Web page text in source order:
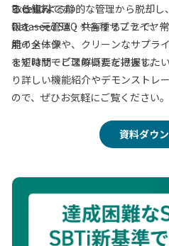
る仕組み
Dataseed SAQ や各種サプライヤ
能の全体像
する資料です。
Excelによる静的な管理から脱却
報を一元管理・共有することで、
用イメージや、クリーンなサプラ
を短時間でご理解いただけます。
まずはサービスの概要を把握した
り詳しい機能紹介やデモンストレ
ので、ぜひお気軽にご覧ください。
資料ダウ